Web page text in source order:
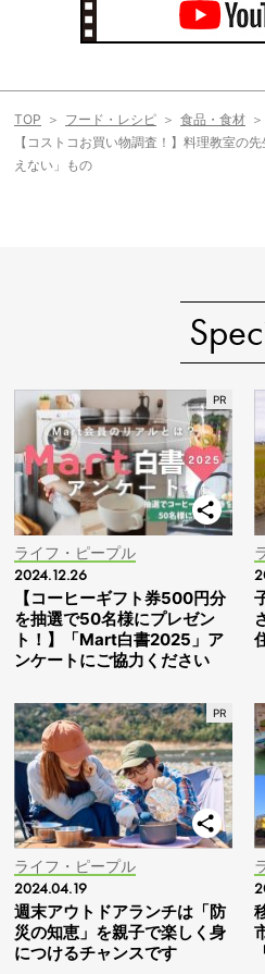
TOP フード・レシピ
食品・食材
【コストコお買い物調査！】料理教室の
えない」もの
ライフ・ピープル
2024.12.26
【コーヒーギフト券500円分
を抽選で50名様にプレゼン
ト！】「Mart白書2025」ア
ンケートにご協力ください
ライフ・ピープル
2024.04.19
週末アウトドアランチは「防
災の知恵」を親子で楽しく身
につけるチャンスです